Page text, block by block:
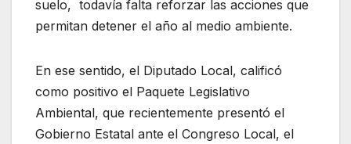
suelo, todavía falta reforzar las acciones que
permitan detener el año al medio ambiente.
En ese sentido, el Diputado Local, calificó
como positivo el Paquete Legislativo
Ambiental, que recientemente presentó el
Gobierno Estatal ante el Congreso Local, el